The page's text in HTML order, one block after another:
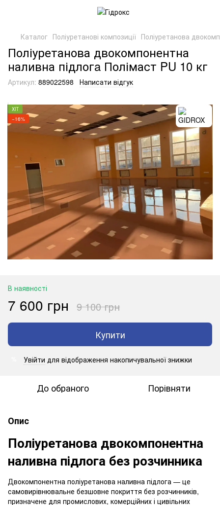
Каталог Поліуретанові композиції Поліуретанова
Поліуретанова двокомпонентна
наливна підлогa Полімаст PU 10 кг
Артикул: 889022598 Написати відгук
ХІТ
−16%
В наявності
7 600 грн 9 100 грн
Купити
Увійти для відображення накопичувальної знижки
До обраного Порівняти
Опис
Поліуретанова двокомпонентна
наливна підлога без розчинника
Двокомпонентна поліуретанова наливна підлога — це
самовирівнювальне безшовне покриття без розчинників,
призначене для промислових, комерційних і цивільних